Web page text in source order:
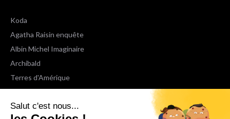
Salut c'est nous...
Koda
Agatha Raisin enquête
Albin Michel Imaginaire
Archibald
Terres d'Amérique
Espaces Libres Poche
NOX